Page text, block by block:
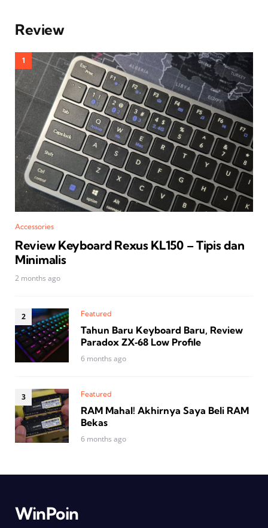
Review
Accessories
Review Keyboard Rexus KL150 – Tipis dan
Minimalis
2 months ago
Featured
Tahun Baru Keyboard Baru, Review
Paradox ZX‑68 Low Profile
6 months ago
Featured
RAM Mahal! Akhirnya Saya Beli RAM
Bekas
6 months ago
WinPoin